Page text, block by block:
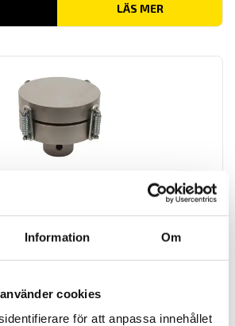
Information Om
cookies
för att anpassa innehållet
LÄS MER
från Mecmesin för jämn mätning och